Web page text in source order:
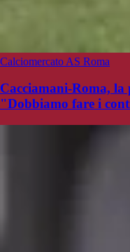
Calciomercato AS Roma
Cacciamani-Roma, la
"Dobbiamo fare i